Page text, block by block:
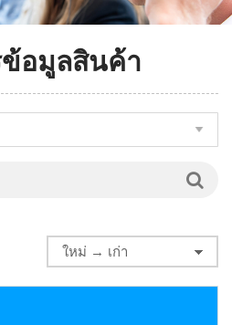
ข้อมูลสินค้า